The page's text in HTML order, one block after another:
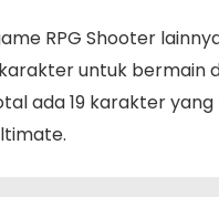
RPG Shooter
untuk bermain
ada 19 karakter